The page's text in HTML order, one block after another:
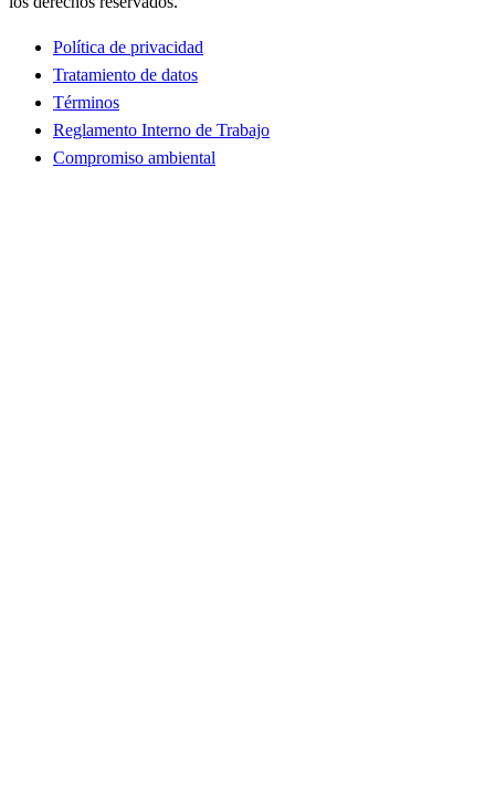
Política de privacidad
Tratamiento de datos
Términos
Reglamento Interno de Trabajo
Compromiso ambiental